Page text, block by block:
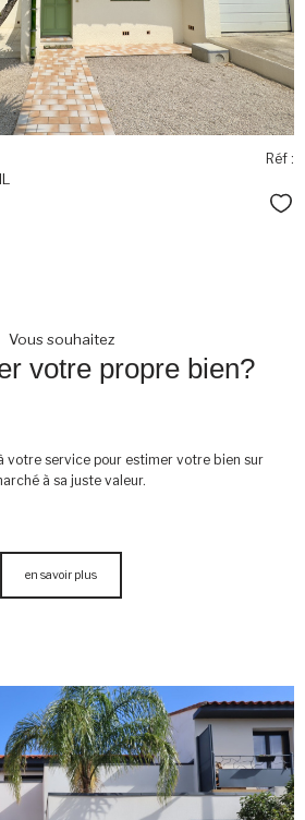
Réf :
Vous souhaitez
votre propre bien?
votre service pour estimer votre bien sur
à sa juste valeur.
en savoir plus